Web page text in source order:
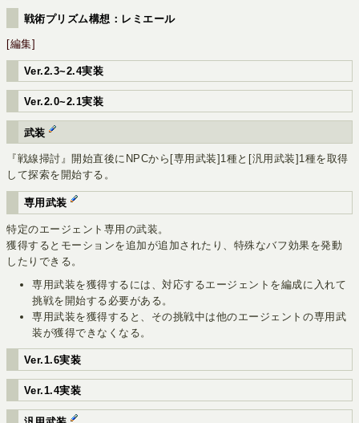
戦術プリズム構想：レミエール
[編集]
Ver.2.3~2.4実装
Ver.2.0~2.1実装
武装
『戦線掃討』開始直後にNPCから[専用武装]1種と[汎用武装]1種を取得
して探索を開始する。
専用武装
特定のエージェント専用の武装。
獲得するとモーションを追加が追加されたり、特殊なバフ効果を発動
したりできる。
専用武装を獲得するには、対応するエージェントを編成に入れて
挑戦を開始する必要がある。
専用武装を獲得すると、その挑戦中は他のエージェントの専用武
装が獲得できなくなる。
Ver.1.6実装
Ver.1.4実装